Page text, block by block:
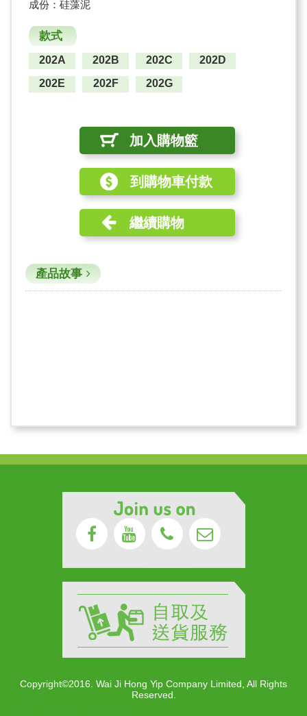
成份：硅藻泥
款式
202A 202B 202C
202D
202E
202F 202G
加入購物籃
到購物車付款
繼續購物
產品故事
Copyright©2016. Wai Ji Hong Yip Company Limited, All Rights
Reserved.